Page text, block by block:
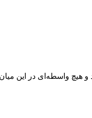
و هیچ واسطه‌ای در این